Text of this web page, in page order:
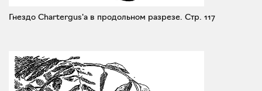
Гнездо Chartergus'а в продольном разрезе. Стр. 117